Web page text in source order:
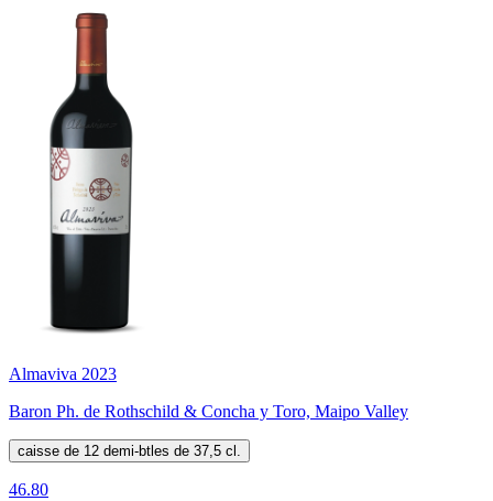
Almaviva 2023
Baron Ph. de Rothschild & Concha y Toro, Maipo Valley
caisse de 12 demi-btles de 37,5 cl.
46.80